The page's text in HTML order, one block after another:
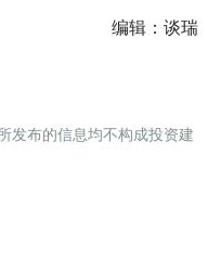
编辑：谈瑞
发布的信息均不构成投资建